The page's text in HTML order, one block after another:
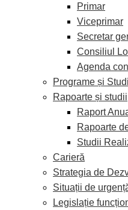
Primar
Viceprimar
Secretar
Consiliul
Agenda
Programe și
Rapoarte și studii
Raport
Rapoarte
Studii
Carieră
Strategia de
Situații de
Legislație